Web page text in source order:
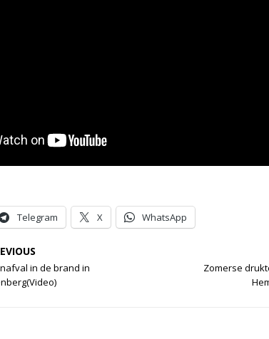
Telegram X WhatsApp
in de brand in
Zomerse